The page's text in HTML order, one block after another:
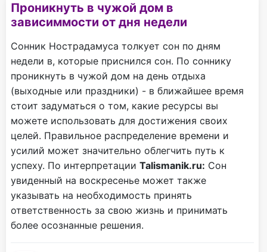
Проникнуть в чужой дом в
зависиммости от дня недели
Сонник Нострадамуса толкует сон по дням
недели в, которые приснился сон. По соннику
проникнуть в чужой дом на день отдыха
(выходные или праздники) - в ближайшее время
стоит задуматься о том, какие ресурсы вы
можете использовать для достижения своих
целей. Правильное распределение времени и
усилий может значительно облегчить путь к
успеху. По интерпретации Talismanik.ru: Сон
увиденный на воскресенье может также
указывать на необходимость принять
ответственность за свою жизнь и принимать
более осознанные решения.